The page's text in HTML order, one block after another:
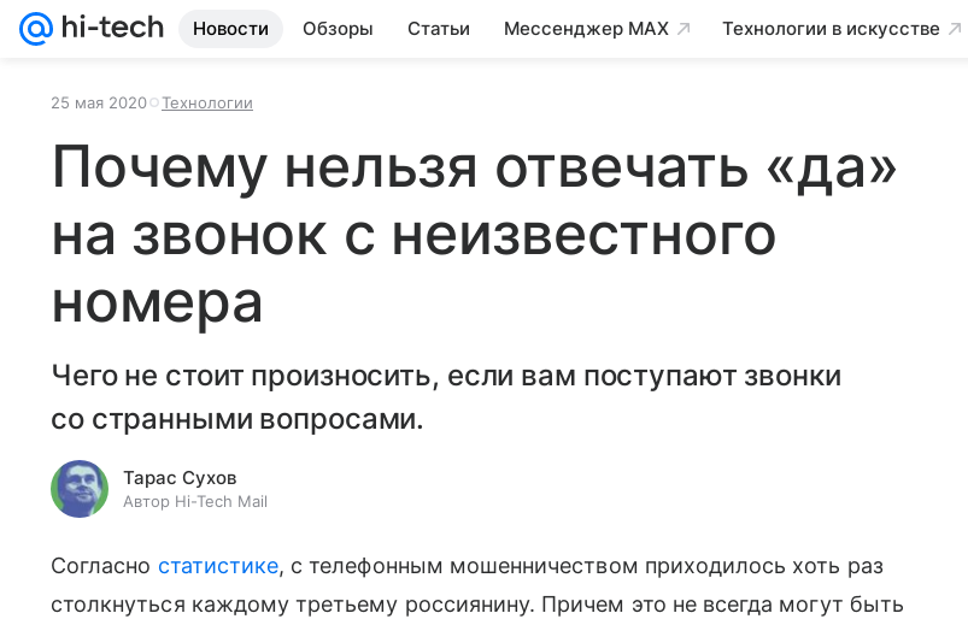
Новости Обзоры Статьи Мессенджер MAX Технологии в искусстве
25 мая 2020 Технологии
Почему нельзя отвечать «да»
на звонок с неизвестного
номера
Чего не стоит произносить, если вам поступают звонки
со странными вопросами.
Тарас Сухов
Автор Hi-Tech Mail
Согласно статистике, с телефонным мошенничеством приходилось хоть раз
столкнуться каждому третьему россиянину. Причем это не всегда могут быть